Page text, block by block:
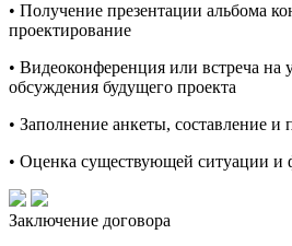
• Получение презентации альбома
проектирование
• Видеоконференция или встреча на
обсуждения будущего проекта
• Заполнение анкеты, составление и
• Оценка существующей ситуации и
Заключение договора